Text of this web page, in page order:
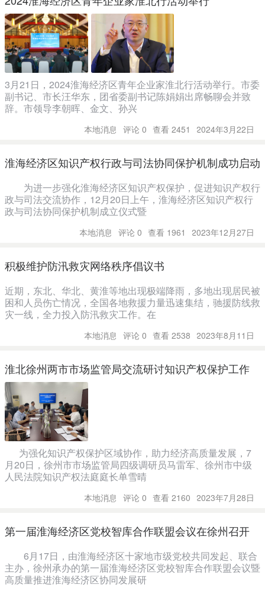
3月21日，2024淮海经济区青年企业家淮北行活动举行。市委
副书记、市长汪华东，团省委副书记陈娟娟出席畅聊会并致
辞。市领导李朝晖、金文、孙兴
本地消息 评论 0 查看 2451 2024年3月22日
淮海经济区知识产权行政与司法协同保护机制成功启动
为进一步强化淮海经济区知识产权保护，促进知识产权行
政与司法交流协作，12月20日上午，淮海经济区知识产权行
政与司法协同保护机制成立仪式暨
本地消息 评论 0 查看 1961 2023年12月27日
积极维护防汛救灾网络秩序倡议书
近期，东北、华北、黄淮等地出现极端降雨，多地出现居民被
困和人员伤亡情况，全国各地救援力量迅速集结，驰援防线救
灾一线，全力投入防汛救灾工作。在
本地消息 评论 0 查看 2538 2023年8月11日
淮北徐州两市市场监管局交流研讨知识产权保护工作
为强化知识产权保护区域协作，助力经济高质量发展，7
月20日，徐州市市场监管局四级调研员马雷军、徐州市中级
人民法院知识产权法庭庭长单雪晴
本地消息 评论 0 查看 2160 2023年7月28日
第一届淮海经济区党校智库合作联盟会议在徐州召开
6月17日，由淮海经济区十家地市级党校共同发起、联合
主办，徐州承办的第一届淮海经济区党校智库合作联盟会议暨
高质量推进淮海经济区协同发展研